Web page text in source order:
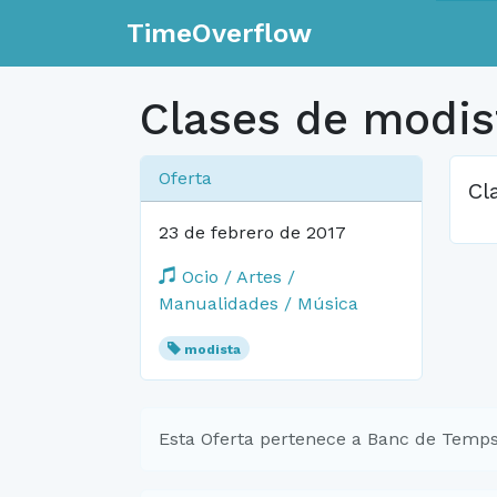
TimeOverflow
Clases de
Oferta
23 de febrero de 2017
Ocio / Artes /
Manualidades / Música
modista
Esta Oferta pertenece a Banc de